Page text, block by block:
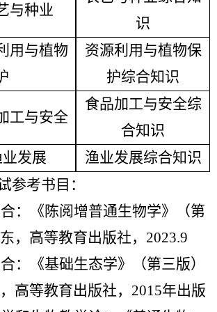
与种业
识
用与植物
资源利用与植物保
护综合知识
工与安全
食品加工与安全综
合知识
发展
渔业发展综合知识
参考书目：
：《陈阅增普通生物学》（第
，高等教育出版社， 2023.9
：《基础生态学》（第三版）
高等教育出版社， 2015年出版